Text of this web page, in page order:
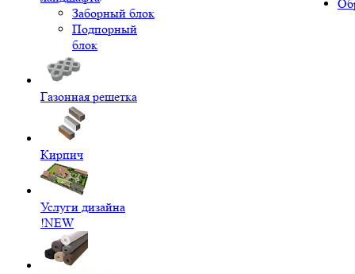
Заборный блок
Подпорный
блок
Газонная решетка
Кирпич
Услуги дизайна
!NEW